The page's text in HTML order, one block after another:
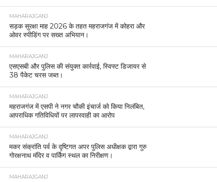
MAHARAJGANJ
सड़क सुरक्षा माह 2026 के तहत महराजगंज में कोहरा और
ओवर स्पीडिंग पर सख्त अभियान।
MAHARAJGANJ
एसएसबी और पुलिस की संयुक्त कार्रवाई, स्विफ्ट डिजायर से
38 पैकेट चरस जब्त।
MAHARAJGANJ
महराजगंज में एसपी ने नगर चौकी इंचार्ज को किया निलंबित,
आपराधिक गतिविधियों पर लापरवाही का आरोप
MAHARAJGANJ
मकर संक्रांति पर्व के दृष्टिगत अपर पुलिस अधीक्षक द्वारा गुरु
गोरक्षनाथ मंदिर व पार्किंग स्थल का निरीक्षण।
MAHARAJGANJ